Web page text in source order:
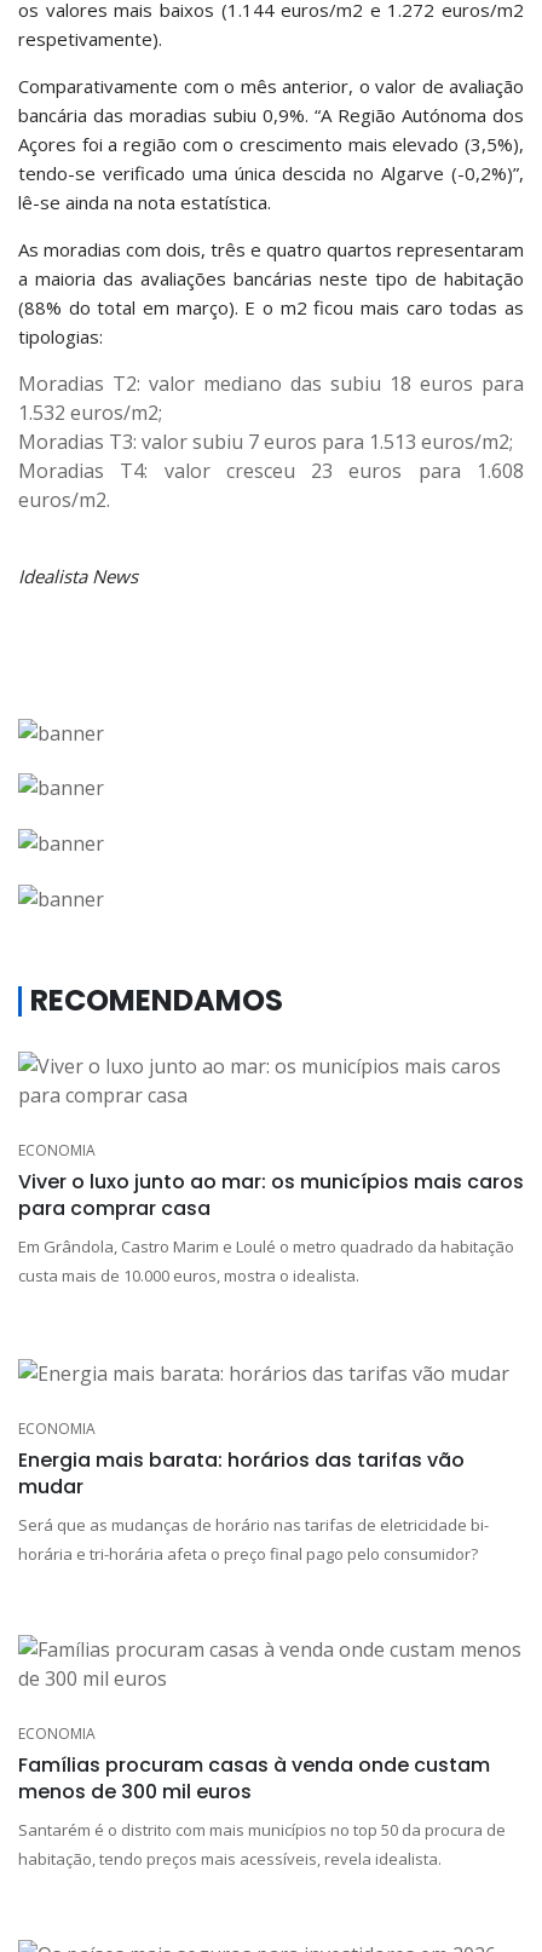
os valores mais baixos (1.144 euros/m2 e 1.272 euros/m2
respetivamente).
Comparativamente com o mês anterior, o valor de avaliação
bancária das moradias subiu 0,9%. “A Região Autónoma dos
Açores foi a região com o crescimento mais elevado (3,5%),
tendo-se verificado uma única descida no Algarve (-0,2%)”,
lê-se ainda na nota estatística.
As moradias com dois, três e quatro quartos representaram
a maioria das avaliações bancárias neste tipo de habitação
(88% do total em março). E o m2 ficou mais caro todas as
tipologias:
Moradias T2: valor mediano das subiu 18 euros para
1.532 euros/m2;
Moradias T3: valor subiu 7 euros para 1.513 euros/m2;
Moradias T4: valor cresceu 23 euros para 1.608
euros/m2.
Idealista News
RECOMENDAMOS
ECONOMIA
Viver o luxo junto ao mar: os municípios mais caros
para comprar casa
Em Grândola, Castro Marim e Loulé o metro quadrado da habitação
custa mais de 10.000 euros, mostra o idealista.
ECONOMIA
Energia mais barata: horários das tarifas vão
mudar
Será que as mudanças de horário nas tarifas de eletricidade bi-
horária e tri-horária afeta o preço final pago pelo consumidor?
ECONOMIA
Famílias procuram casas à venda onde custam
menos de 300 mil euros
Santarém é o distrito com mais municípios no top 50 da procura de
habitação, tendo preços mais acessíveis, revela idealista.